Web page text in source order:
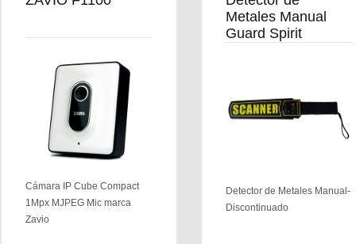
Cámara IP Cube Compact
1Mpx MJPEG Mic marca
Zavio
Metales Manual
Guard Spirit
Detector de Metales Manual-
Discontinuado